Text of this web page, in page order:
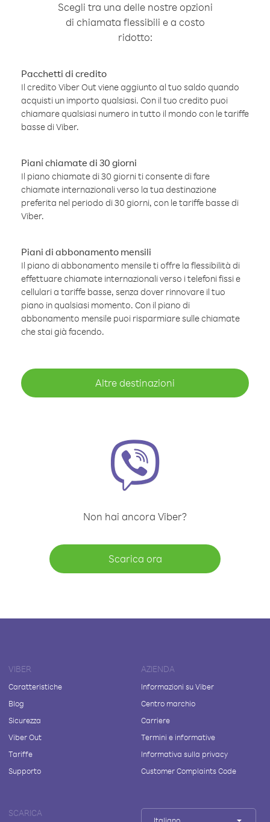
Scegli tra una delle nostre opzioni
di chiamata flessibili e a costo
ridotto:
Pacchetti di credito
Il credito Viber Out viene aggiunto al tuo saldo quando
acquisti un importo qualsiasi. Con il tuo credito puoi
chiamare qualsiasi numero in tutto il mondo con le tariffe
basse di Viber.
Piani chiamate di 30 giorni
Il piano chiamate di 30 giorni ti consente di fare
chiamate internazionali verso la tua destinazione
preferita nel periodo di 30 giorni, con le tariffe basse di
Viber.
Piani di abbonamento mensili
Il piano di abbonamento mensile ti offre la flessibilità di
effettuare chiamate internazionali verso i telefoni fissi e
cellulari a tariffe basse, senza dover rinnovare il tuo
piano in qualsiasi momento. Con il piano di
abbonamento mensile puoi risparmiare sulle chiamate
che stai già facendo.
Altre destinazioni
Non hai ancora Viber?
Scarica ora
VIBER
Caratteristiche
Blog
Sicurezza
Viber Out
Tariffe
Supporto
AZIENDA
Informazioni su Viber
Centro marchio
Carriere
Termini e informative
Informativa sulla privacy
Customer Complaints Code
SCARICA